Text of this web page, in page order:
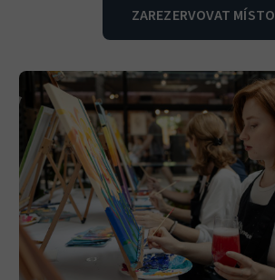
ZAREZERVOVAT MÍSTO